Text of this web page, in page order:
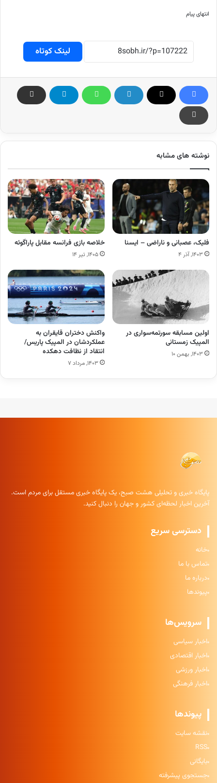
انتهای پیام
لینک کوتاه
نوشته های مشابه
فلیک، عصبانی و ناراضی – ایسنا
۱۴۰۳, آذر ۴
خلاصه بازی فرانسه مقابل پاراگوئه
۱۴۰۵, تیر ۱۴
اولین مسابقه سورتمه‌سواری در
المپیک زمستانی
۱۴۰۳, بهمن ۱۰
واکنش دختران قایقران به
عملکردشان در المپیک پاریس/
انتقاد از نظافت دهکده
۱۴۰۳, مرداد ۷
پایگاه خبری و تحلیلی هشت صبح، یک پایگاه خبری مستقل برای مردم است.
آخرین اخبار لحظه‌ای کشور و جهان را دنبال کنید.
دسترسی سریع
خانه
تماس با ما
درباره ما
پیوندها
سرویس‌ها
اخبار سیاسی
اخبار اقتصادی
اخبار ورزشی
اخبار فرهنگی
پیوندها
نقشه سایت
RSS
بایگانی
جستجوی پیشرفته